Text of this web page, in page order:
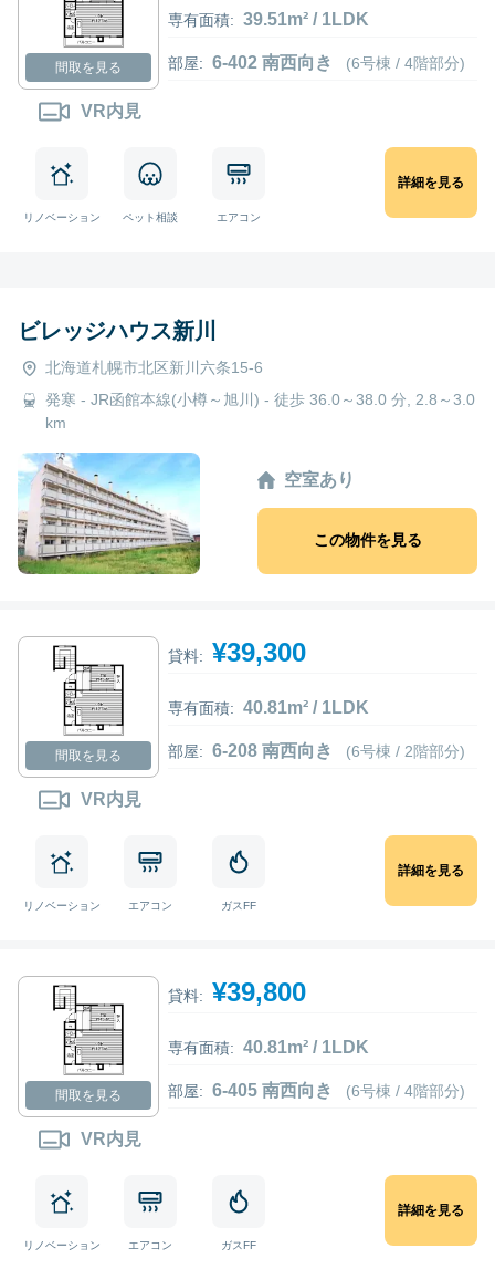
間取を見る
VR内見
専有面積: 39.51m² / 1LDK
部屋: 6-402 南西向き (6号棟 / 4階部分)
リノベーション ペット相談 エアコン
詳細を見る
ビレッジハウス新川
北海道札幌市北区新川六条15-6
発寒 - JR函館本線(小樽～旭川) - 徒歩 36.0～38.0 分, 2.8～3.0
km
空室あり
この物件を見る
間取を見る
VR内見
貸料: ¥39,300
専有面積: 40.81m² / 1LDK
部屋: 6-208 南西向き (6号棟 / 2階部分)
リノベーション エアコン ガスFF
詳細を見る
間取を見る
VR内見
貸料: ¥39,800
専有面積: 40.81m² / 1LDK
部屋: 6-405 南西向き (6号棟 / 4階部分)
リノベーション エアコン ガスFF
詳細を見る